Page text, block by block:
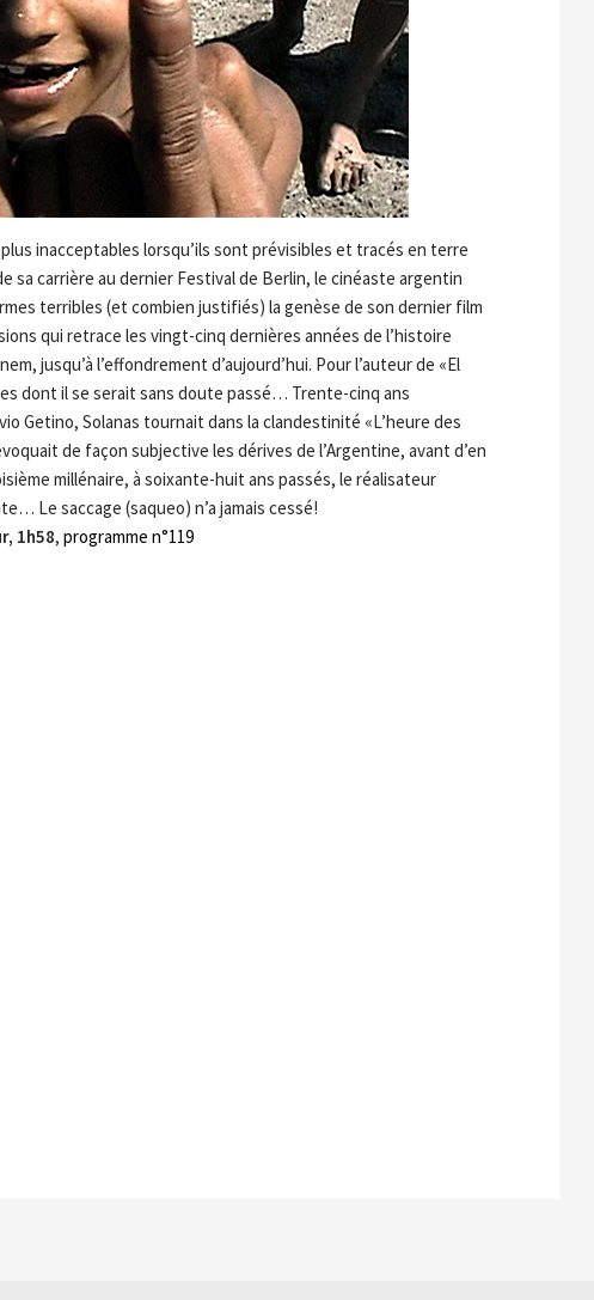
inacceptables lorsqu’ils sont prévisibles et tracés en terre
sa carrière au dernier Festival de Berlin, le cinéaste argentin
terribles (et combien justifiés) la genèse de son dernier film
qui retrace les vingt-cinq dernières années de l’histoire
jusqu’à l’effondrement d’aujourd’hui. Pour l’auteur de «El
dont il se serait sans doute passé… Trente-cinq ans
Getino, Solanas tournait dans la clandestinité «L’heure des
de façon subjective les dérives de l’Argentine, avant d’en
millénaire, à soixante-huit ans passés, le réalisateur
Le saccage (saqueo) n’a jamais cessé!
1h58, programme n°119